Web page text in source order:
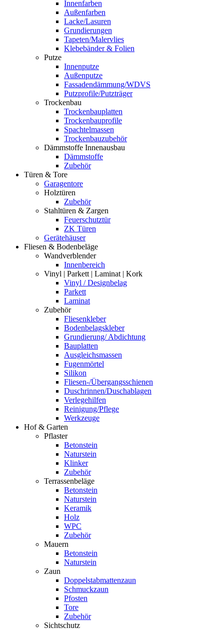
Innenfarben
Außenfarben
Lacke/Lasuren
Grundierungen
Tapeten/Malervlies
Klebebänder & Folien
Putze
Innenputze
Außenputze
Fassadendämmung/WDVS
Putzprofile/Putzträger
Trockenbau
Trockenbauplatten
Trockenbauprofile
Spachtelmassen
Trockenbauzubehör
Dämmstoffe Innenausbau
Dämmstoffe
Zubehör
Türen & Tore
Garagentore
Holztüren
Zubehör
Stahltüren & Zargen
Feuerschutztür
ZK Türen
Gerätehäuser
Fliesen & Bodenbeläge
Wandverblender
Innenbereich
Vinyl | Parkett | Laminat | Kork
Vinyl / Designbelag
Parkett
Laminat
Zubehör
Fliesenkleber
Bodenbelagskleber
Grundierung/ Abdichtung
Bauplatten
Ausgleichsmassen
Fugenmörtel
Silikon
Fliesen-/Übergangsschienen
Duschrinnen/Duschablagen
Verlegehilfen
Reinigung/Pflege
Werkzeuge
Hof & Garten
Pflaster
Betonstein
Naturstein
Klinker
Zubehör
Terrassenbeläge
Betonstein
Naturstein
Keramik
Holz
WPC
Zubehör
Mauern
Betonstein
Naturstein
Zaun
Doppelstabmattenzaun
Schmuckzaun
Pfosten
Tore
Zubehör
Sichtschutz